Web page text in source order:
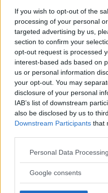
If you wish to opt-out of the
processing of your personal
targeted advertising by us,
section to confirm your
opt-out request is processed
interest-based ads based on
us or personal information
your opt-out. You may
disclosure of your personal
IAB’s list of downstream
also be disclosed by us to
Downstream Participants that
Please note that this website/
not limited to your visit or
use your data for below
Personal Data
Google consents
Politisk annons
Avsändare:
Läs mer här
MEST LÄST
MAN RATTFULL PÅ BÅT –